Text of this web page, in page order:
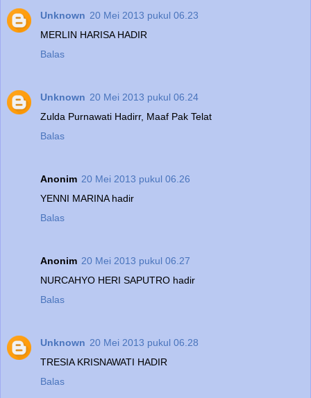
Unknown 20 Mei 2013 pukul 06.23
MERLIN HARISA HADIR
Balas
Unknown 20 Mei 2013 pukul 06.24
Zulda Purnawati Hadirr, Maaf Pak Telat
Balas
Anonim 20 Mei 2013 pukul 06.26
YENNI MARINA hadir
Balas
Anonim 20 Mei 2013 pukul 06.27
NURCAHYO HERI SAPUTRO hadir
Balas
Unknown 20 Mei 2013 pukul 06.28
TRESIA KRISNAWATI HADIR
Balas